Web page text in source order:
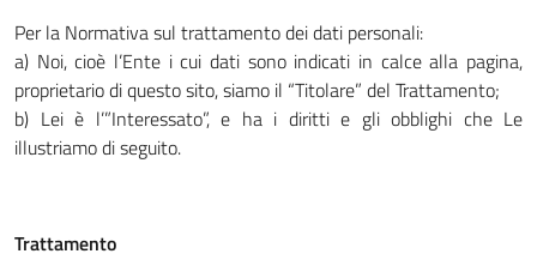
Per la Normativa sul trattamento dei dati personali:
a) Noi, cioè l’Ente i cui dati sono indicati in calce alla pagina,
proprietario di questo sito, siamo il “Titolare” del Trattamento;
b) Lei è l’”Interessato”, e ha i diritti e gli obblighi che Le
illustriamo di seguito.
Trattamento